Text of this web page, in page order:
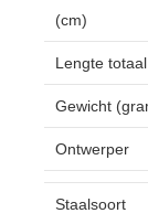
(cm)
Lengte
Gewicht
Ontwerper
Staalsoort